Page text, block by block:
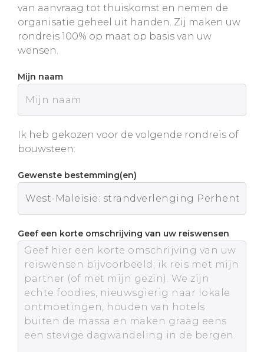
van aanvraag tot thuiskomst en nemen de
organisatie geheel uit handen. Zij maken uw
rondreis 100% op maat op basis van uw
wensen.
Mijn naam
Ik heb gekozen voor de volgende rondreis of
bouwsteen:
Gewenste bestemming(en)
Geef een korte omschrijving van uw reiswensen